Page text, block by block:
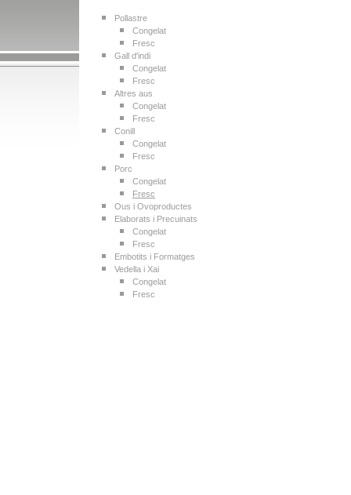
Pollastre
Congelat
Fresc
Gall d'indi
Congelat
Fresc
Altres aus
Congelat
Fresc
Conill
Congelat
Fresc
Porc
Congelat
Fresc
Ous i Ovoproductes
Elaborats i Precuinats
Congelat
Fresc
Embotits i Formatges
Vedella i Xai
Congelat
Fresc